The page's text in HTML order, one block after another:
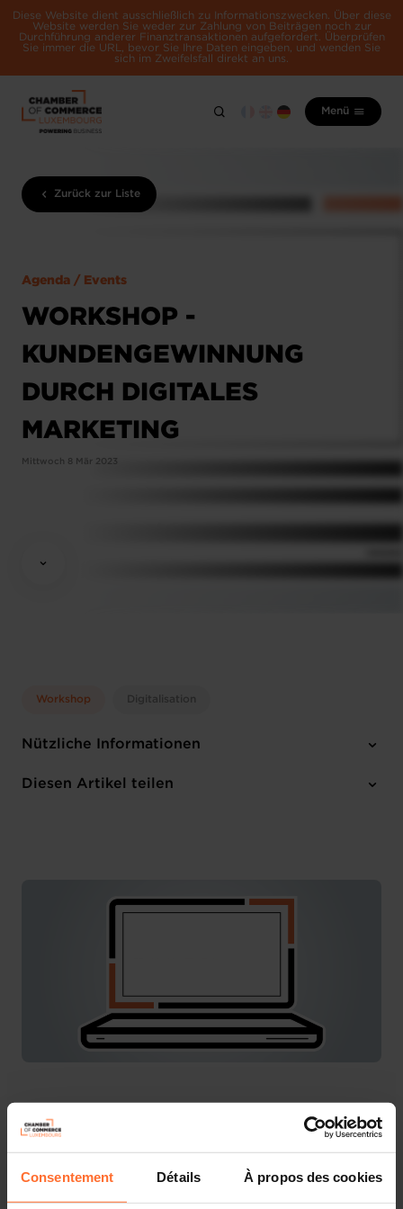
Consentement Détails À propos des cookies
Diese Website dient ausschließlich zu Informationszwecken. Über diese
Website werden Sie weder zur Zahlung von Beiträgen noch zur
Durchführung anderer Finanztransaktionen aufgefordert. Überprüfen
Sie immer die URL, bevor Sie Ihre Daten eingeben, und wenden Sie
sich im Zweifelsfall direkt an uns.
Menü
Zurück zur Liste
Agenda / Events
WORKSHOP -
KUNDENGEWINNUNG
DURCH DIGITALES
MARKETING
Mittwoch 8 Mär 2023
Workshop Digitalisation
Nützliche Informationen
Mittwoch 8 Mär 2023
Diesen Artikel teilen
und findet im Cube in Marnach statt.
11:30 - Start des Workshops
13:00 - Sandwich Lunch